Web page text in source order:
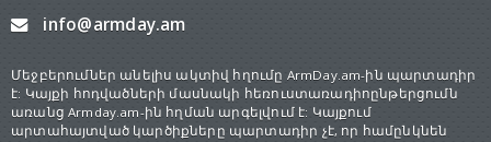
info@armday.am
Մեջբերումներ անելիս ակտիվ հղումը ArmDay.am-ին պարտադիր
է: Կայքի հոդվածների մասնակի հեռուստառադիոընթերցումն
առանց Armday.am-ին հղման արգելվում է: Կայքում
արտահայտված կարծիքները պարտադիր չէ, որ համընկնեն